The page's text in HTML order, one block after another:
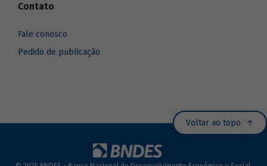
Contato
Fale conosco
Pedido de publicação
Voltar ao topo